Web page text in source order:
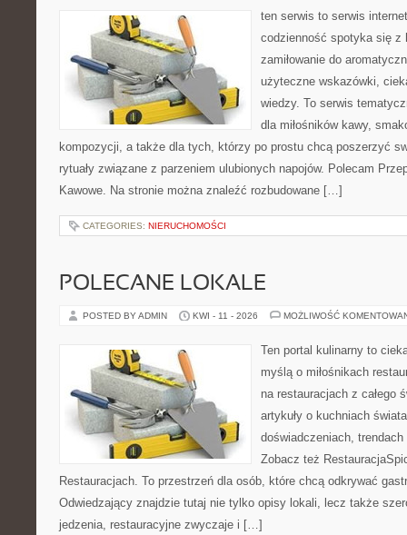
ten serwis to serwis
codzienność spotyka się z
zamiłowanie do
użyteczne wskazówki,
wiedzy. To serwis
dla miłośników kawy,
kompozycji, a także dla tych, którzy po prostu chcą poszerzyć
rytuały związane z parzeniem ulubionych napojów. Polecam
Kawowe. Na stronie można znaleźć rozbudowane […]
CATEGORIES: NIERUCHOMOŚCI
POLECANE LOKALE
POSTED BY ADMIN KWI - 11 - 2026 MOŻLIWOŚĆ
Ten portal kulinarny to
myślą o miłośnikach
na restauracjach z całego
artykuły o kuchniach
doświadczeniach,
Zobacz też
Restauracjach. To przestrzeń dla osób, które chcą odkrywać
Odwiedzający znajdzie tutaj nie tylko opisy lokali, lecz także
jedzenia, restauracyjne zwyczaje i […]